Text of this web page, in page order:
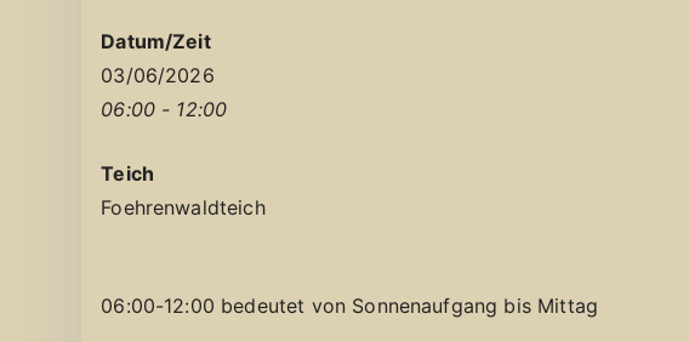
Datum/Zeit
03/06/2026
06:00 - 12:00
Teich
Foehrenwaldteich
06:00-12:00 bedeutet von Sonnenaufgang bis Mittag